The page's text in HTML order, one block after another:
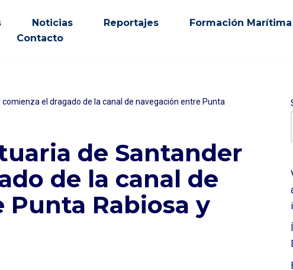
Noticias Reportajes Formación Marítima
Contacto
el dragado de la canal de navegación entre Punta
de Santander
de la canal de
Rabiosa y